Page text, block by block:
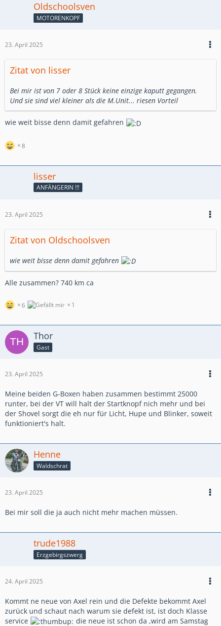
Oldschoolsven
MOTORENKOPF
23. April 2025
Zitat von lisser
Bei mir ist von 7 oder 8 Stück keine einzige kaputt gegangen.
Und sie sind viel kleiner als die M.Unit... riesen Vorteil
wie weit bisse denn damit gefahren
8
lisser
ANFÄNGERIN !!!
23. April 2025
Zitat von Oldschoolsven
wie weit bisse denn damit gefahren
Alle zusammen? 740 km ca
6 1
Thor
Gast
23. April 2025
Meine beiden G-Boxen haben zusammen bestimmt 25000
runter, bei der VT will halt der Startknopf nich mehr und bei
der Shovel sorgt die eh nur für Licht, Hupe und Blinker, soweit
funktioniert's halt.
Henne
Waldschrat
23. April 2025
Bei mir soll die ja auch nicht mehr machen müssen.
trude1988
Erzgebirgszwerg
24. April 2025
Kommt ne neue von Axel rein und die Defekte bekommt Axel
zurück und schaut nach warum sie defekt ist, ist doch Klasse
service
die neue ist schon da ,wird am Samstag